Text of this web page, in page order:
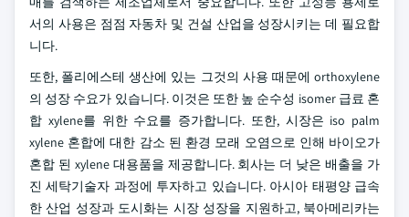
서의 사용은 점점 자동차 및 건설 산업을 성장시키는 데 필요합
니다.
또한, 폴리에스테 생산에 있는 그것의 사용 때문에 orthoxylene
의 성장 수요가 있습니다. 이것은 또한 높 순수성 isomer 급료 혼
합 xylene를 위한 수요를 증가합니다. 또한, 시장은 iso palm
xylene 혼합에 대한 감소 된 환경 모래 오염으로 인해 바이오가
혼합 된 xylene 대용품을 제공합니다. 회사는 더 낮은 배출을 가
진 세탁기술자 과정에 투자하고 있습니다. 아시아 태평양 급속
한 산업 성장과 도시화는 시장 성장을 지원하고, 북아메리카는